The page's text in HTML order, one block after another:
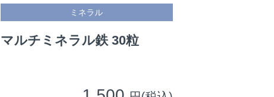
ミネラル
マルチミネラル鉄 30粒